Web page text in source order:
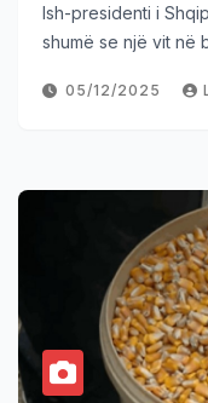
Ish-presidenti i
shumë se një vit në
05/12/2025